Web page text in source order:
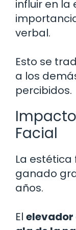
influir en la
verbal.
Esto se
a los
percibidos.
Facial
La
ganado
años.
El elevador